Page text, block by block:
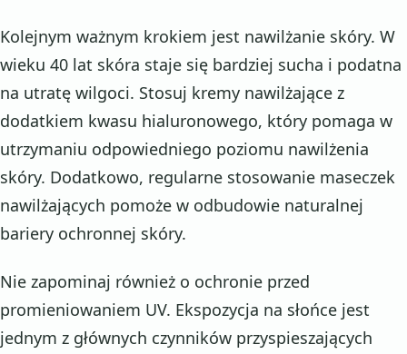
Kolejnym ważnym krokiem jest nawilżanie skóry. W
wieku 40 lat skóra staje się bardziej sucha i podatna
na utratę wilgoci. Stosuj kremy nawilżające z
dodatkiem kwasu hialuronowego, który pomaga w
utrzymaniu odpowiedniego poziomu nawilżenia
skóry. Dodatkowo, regularne stosowanie maseczek
nawilżających pomoże w odbudowie naturalnej
bariery ochronnej skóry.
Nie zapominaj również o ochronie przed
promieniowaniem UV. Ekspozycja na słońce jest
jednym z głównych czynników przyspieszających